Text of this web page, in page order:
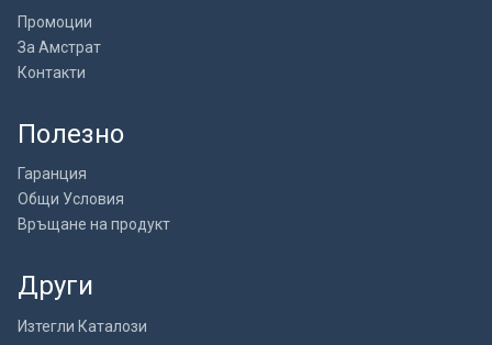
Промоции
За Амстрат
Контакти
Полезно
Гаранция
Общи Условия
Връщане на продукт
Други
Изтегли Каталози